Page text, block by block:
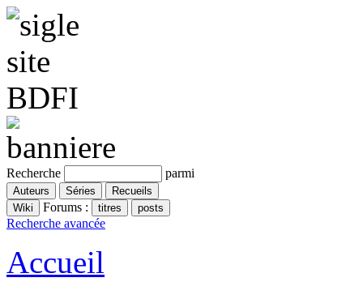
Recherche parmi
Forums :
Recherche avancée
Accueil